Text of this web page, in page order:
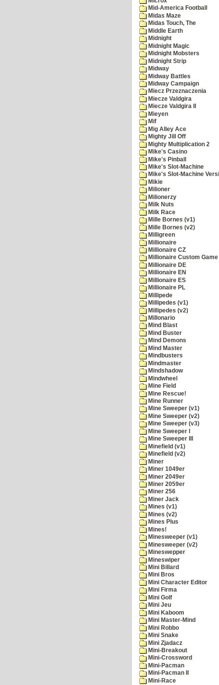
Mid-America Football
Midas Maze
Midas Touch, The
Middle Earth
Midnight
Midnight Magic
Midnight Mobsters
Midnight Strip
Midway
Midway Battles
Midway Campaign
Miecz Przeznaczenia
Miecze Valdgira
Miecze Valdgira II
Mieyen
Mif
Mig Alley Ace
Mighty Jill Off
Mighty Multiplication 2
Mike's Casino
Mike's Pinball
Mike's Slot-Machine
Mike's Slot-Machine
Mikie
Milioner
Milionerzy
Milk Nuts
Milk Race
Mille Bornes (v1)
Mille Bornes (v2)
Milligreen
Millionaire
Millionaire CZ
Millionaire Custom
Millionaire DE
Millionaire EN
Millionaire ES
Millionaire PL
Millipede
Millipedes (v1)
Millipedes (v2)
Millonario
Mind Blast
Mind Buster
Mind Demons
Mind Master
Mindbusters
Mindmaster
Mindshadow
Mindwheel
Mine Field
Mine Rescue!
Mine Runner
Mine Sweeper (v1)
Mine Sweeper (v2)
Mine Sweeper (v3)
Mine Sweeper I
Mine Sweeper III
Minefield (v1)
Minefield (v2)
Miner
Miner 1049er
Miner 2049er
Miner 2059er
Miner 256
Miner Jack
Mines (v1)
Mines (v2)
Mines Plus
Mines!
Minesweeper (v1)
Minesweeper (v2)
Mineswepper
Mineswiper
Mini Billard
Mini Bros
Mini Character Editor
Mini Firma
Mini Golf
Mini Jeu
Mini Kaboom
Mini Master-Mind
Mini Robbo
Mini Snake
Mini Zjadacz
Mini-Breakout
Mini-Crossword
Mini-Pacman
Mini-Pacman II
Mini-Race